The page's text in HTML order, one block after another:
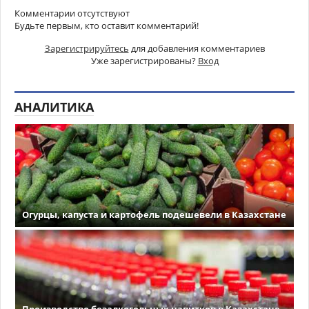
Комментарии отсутствуют
Будьте первым, кто оставит комментарий!
Зарегистрируйтесь для добавления комментариев
Уже зарегистрированы? Вход
АНАЛИТИКА
Огурцы, капуста и картофель подешевели в Казахстане